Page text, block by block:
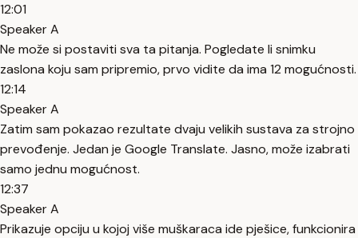
12:01
Speaker A
Ne može si postaviti sva ta pitanja. Pogledate li snimku
zaslona koju sam pripremio, prvo vidite da ima 12 mogućnosti.
12:14
Speaker A
Zatim sam pokazao rezultate dvaju velikih sustava za strojno
prevođenje. Jedan je Google Translate. Jasno, može izabrati
samo jednu mogućnost.
12:37
Speaker A
Prikazuje opciju u kojoj više muškaraca ide pješice, funkcionira